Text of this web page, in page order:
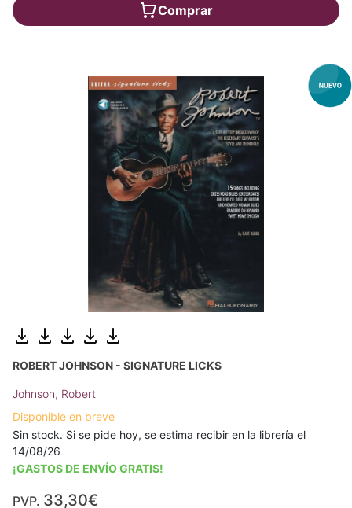
Comprar
ROBERT JOHNSON - SIGNATURE LICKS
Johnson, Robert
Disponible en breve
Sin stock. Si se pide hoy, se estima recibir en la librería el
14/08/26
¡GASTOS DE ENVÍO GRATIS!
PVP. 33,30€